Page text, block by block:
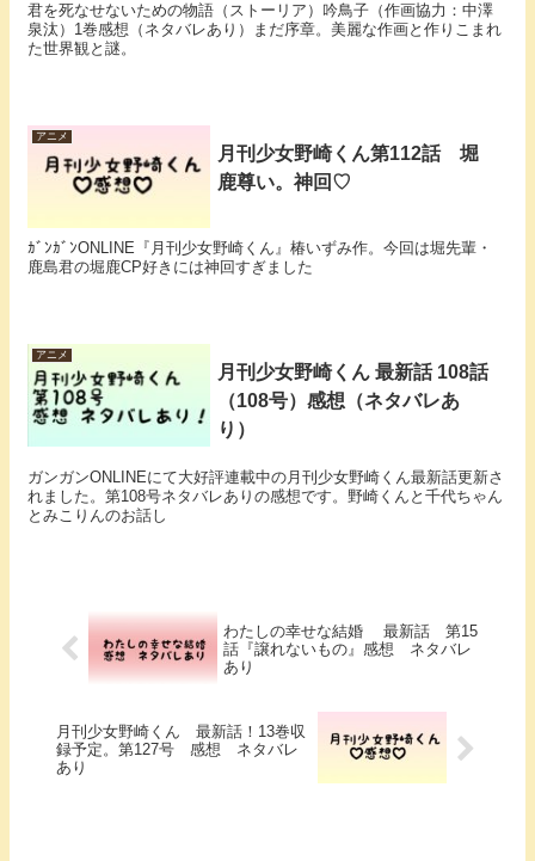
君を死なせないための物語（ストーリア）吟鳥子（作画協力：中澤
泉汰）1巻感想（ネタバレあり）まだ序章。美麗な作画と作りこまれ
た世界観と謎。
アニメ
月刊少女野崎くん第112話 堀
鹿尊い。神回♡
ｶﾞﾝｶﾞﾝONLINE『月刊少女野崎くん』椿いずみ作。今回は堀先輩・
鹿島君の堀鹿CP好きには神回すぎました
アニメ
月刊少女野崎くん 最新話 108話
（108号）感想（ネタバレあ
り）
ガンガンONLINEにて大好評連載中の月刊少女野崎くん最新話更新さ
れました。第108号ネタバレありの感想です。野崎くんと千代ちゃん
とみこりんのお話し
わたしの幸せな結婚 最新話 第15
話『譲れないもの』感想 ネタバレ
あり
月刊少女野崎くん 最新話！13巻収
録予定。第127号 感想 ネタバレ
あり